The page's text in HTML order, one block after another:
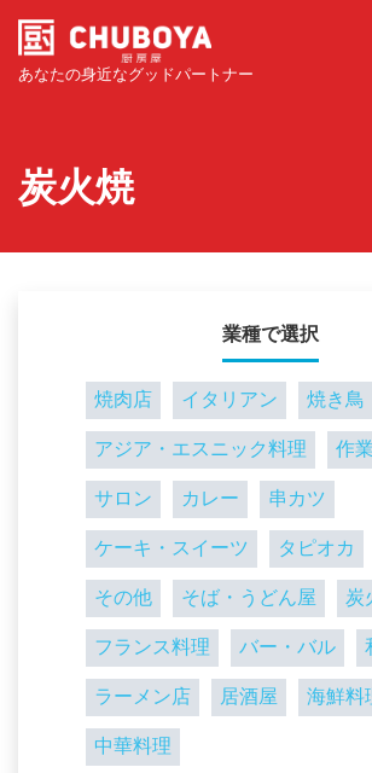
あなたの身近なグッドパートナー
炭火焼
業種で選択
焼肉店 イタリアン 焼き鳥
アジア・エスニック料理 作
サロン カレー 串カツ
ケーキ・スイーツ タピオカ
その他 そば・うどん屋 炭
フランス料理 バー・バル
ラーメン店 居酒屋 海鮮料
中華料理